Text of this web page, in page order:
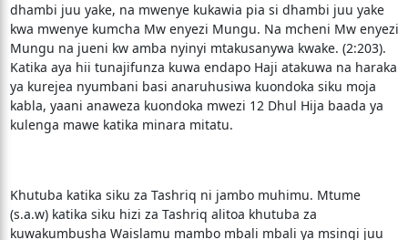
dhambi juu yake, na mwenye kukawia pia si dhambi juu yake
kwa mwenye kumcha Mw enyezi Mungu. Na mcheni Mw enyezi
Mungu na jueni kw amba nyinyi mtakusanywa kwake. (2:203).
Katika aya hii tunajifunza kuwa endapo Haji atakuwa na haraka
ya kurejea nyumbani basi anaruhusiwa kuondoka siku moja
kabla, yaani anaweza kuondoka mwezi 12 Dhul Hija baada ya
kulenga mawe katika minara mitatu.
Khutuba katika siku za Tashriq ni jambo muhimu. Mtume
(s.a.w) katika siku hizi za Tashriq alitoa khutuba za
kuwakumbusha Waislamu mambo mbali mbali ya msingi juu